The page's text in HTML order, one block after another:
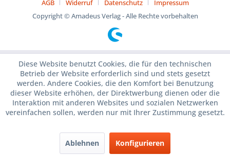
AGB
Widerruf Datenschutz
Impressum
Copyright © Amadeus Verlag - Alle Rechte vorbehalten
Diese Website benutzt Cookies, die für den technischen
Betrieb der Website erforderlich sind und stets gesetzt
werden. Andere Cookies, die den Komfort bei Benutzung
dieser Website erhöhen, der Direktwerbung dienen oder die
Interaktion mit anderen Websites und sozialen Netzwerken
vereinfachen sollen, werden nur mit Ihrer Zustimmung gesetzt.
Ablehnen Konfigurieren